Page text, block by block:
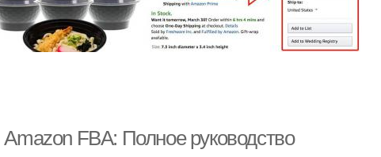
FBA: Полное руководство